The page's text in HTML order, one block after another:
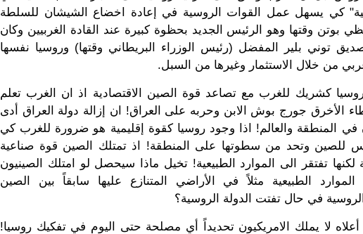
كي يسهل عمل القوات الروسية في إعادة اخضاع الشيشان للسلطة
بوتن وقتها وهو الرئيس الجديد بحظوة كبيرة عند القادة الغربيين وكان
توني بلير المفضل (رئيس الوزراء البريطاني وقتها) وروسيا نفسها
من خلال الاستثمار وغيرها من السبل.
روسيا كشريك للغرب مع تصاعد قوة الصين الاقتصادية اذ ان الغرب تعلم
الأخرق جورج بوش الابن وحربه على العراق! ان إزالة دولة العراق أدى
في المنطقة والعالم! اذا وجود روسيا كقوة إقليمية هو ضرورة للغرب كي
للصين وتحد من سطوتها على المنطقة! اذ تمتلك الصين قوة صناعية
لكنها تفتقر الى الموارد الطبيعية! تخيل ماذا سيحصل لو امتلك الصينيون
الطبيعية مثلاً في الأراضي المتنازع عليها سابقاً بين الصين
الروسية في حال تفتت الدولة الروسية؟
لا يملك الامريكيون تحديداً أي مصلحة حتى اليوم في تفكيك روسيا!